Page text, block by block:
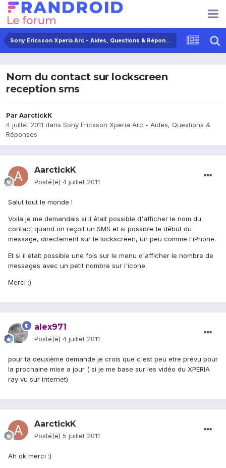
Sony Ericsson Xperia Arc - Aides, Questions & Réponses
Nom du contact sur lockscreen
reception sms
ParAarctickK
4 juillet 2011 dans Sony Ericsson Xperia Arc - Aides, Questions &
Réponses
AarctickK
Posté(e) 4 juillet 2011
Salut tout le monde !
Voila je me demandais si il était possible d'afficher le nom du
contact quand on reçoit un SMS et si possible le début du
message, directement sur le lockscreen, un peu comme l'iPhone.
Et si il était possible une fois sur le menu d'afficher le nombre de
messages avec un petit nombre sur l'icone.
Merci :)
alex971
Posté(e) 4 juillet 2011
pour ta deuxième demande je crois que c'est peu etre prévu pour
la prochaine mise a jour ( si je me base sur les vidéo du XPERIA
ray vu sur internet)
AarctickK
Posté(e) 5 juillet 2011
Ah ok merci :)